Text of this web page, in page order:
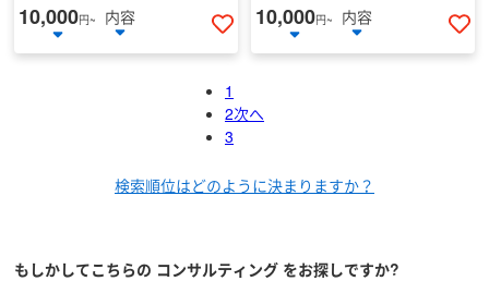
10,000円~
内容
いいねする
10,000円~
内容
い
1
2
3
次へ
検索順位はどのように決まりますか？
もしかしてこちらの コンサルティング をお探しですか?